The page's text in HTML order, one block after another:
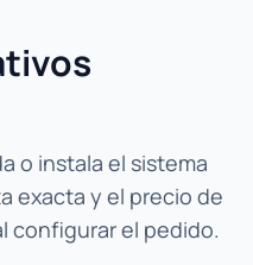
o instala el sistema
exacta y el precio de
configurar el pedido.